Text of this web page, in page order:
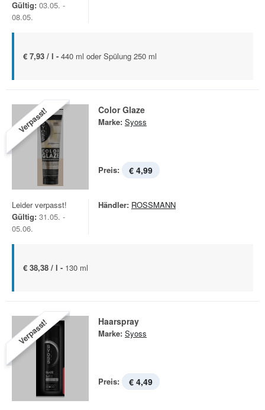
Gültig: 03.05. -
08.05.
€ 7,93 / l - 440 ml oder Spülung 250 ml
Verpasst! Color Glaze
Marke: Syoss
Preis: € 4,99
Leider verpasst!
Gültig: 31.05. -
05.06.
Händler: ROSSMANN
€ 38,38 / l - 130 ml
Verpasst! Haarspray
Marke: Syoss
Preis: € 4,49